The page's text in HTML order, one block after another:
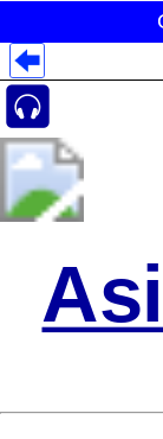
Despliegues
Despliegues
Despliegues